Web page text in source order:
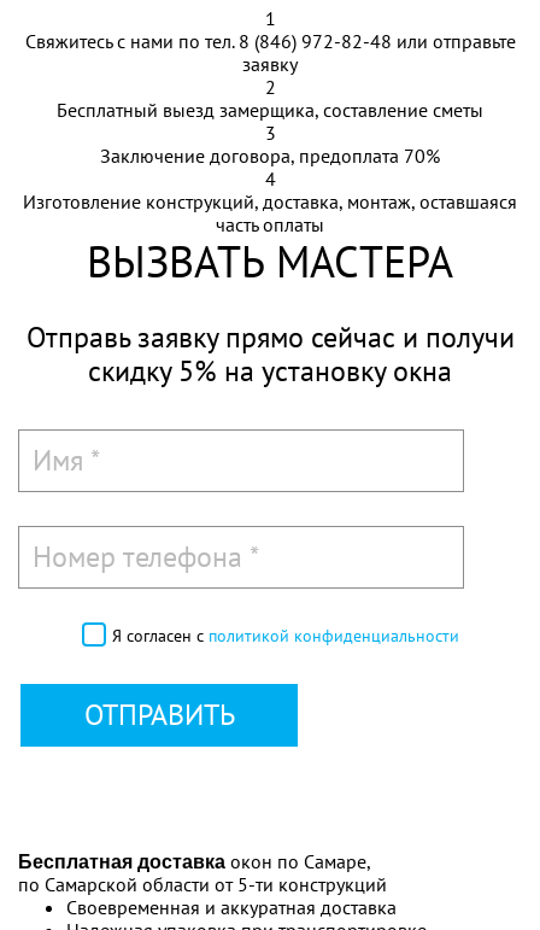
1
Свяжитесь с нами по тел. 8 (846) 972-82-48 или отправьте
заявку
2
Бесплатный выезд замерщика, составление сметы
3
Заключение договора, предоплата 70%
4
Изготовление конструкций, доставка, монтаж, оставшаяся
часть оплаты
ВЫЗВАТЬ МАСТЕРА
Отправь заявку прямо сейчас и получи
скидку 5% на установку окна
Я согласен с политикой конфиденциальности
ОТПРАВИТЬ
Бесплатная доставка окон по Самаре,
по Самарской области от 5-ти конструкций
Своевременная и аккуратная доставка